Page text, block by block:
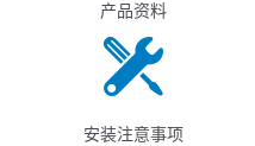
产品资料
安装注意事项